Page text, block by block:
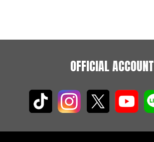
OFFICIAL ACCOUNT